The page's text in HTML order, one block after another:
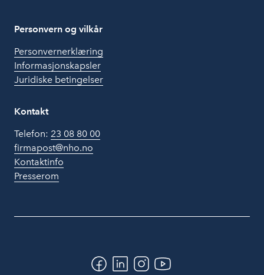
Personvern og vilkår
Personvernerklæring
Informasjonskapsler
Juridiske betingelser
Kontakt
Telefon: 23 08 80 00
firmapost@nho.no
Kontaktinfo
Presserom